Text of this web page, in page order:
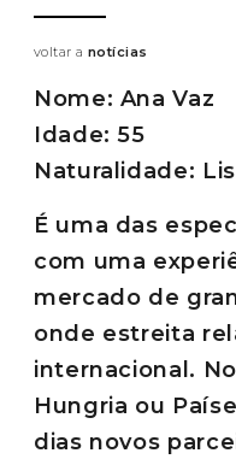
voltar a notícias
Nome: Ana Vaz
Idade: 55
Naturalidade:
É uma das
com uma
mercado de
onde estreita
internacional.
Hungria ou
dias novos